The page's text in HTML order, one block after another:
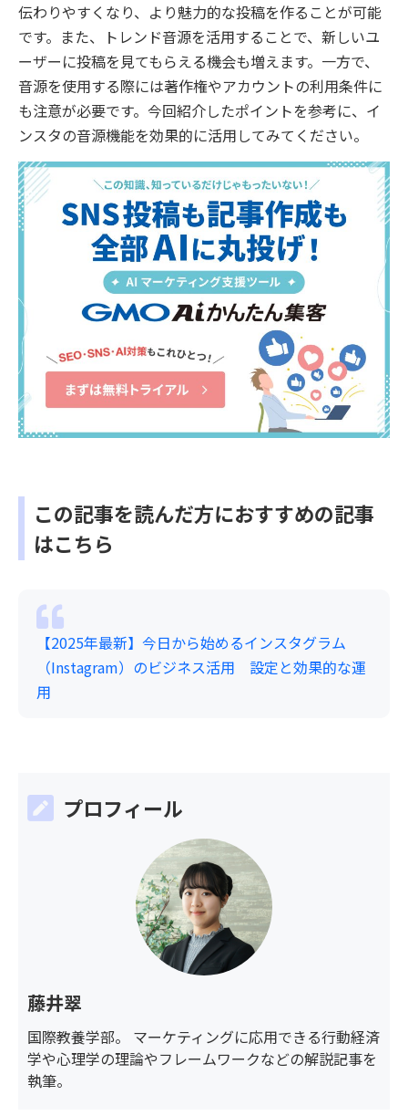
伝わりやすくなり、より魅力的な投稿を作ることが可能
です。また、トレンド音源を活用することで、新しいユ
ーザーに投稿を見てもらえる機会も増えます。一方で、
音源を使用する際には著作権やアカウントの利用条件に
も注意が必要です。今回紹介したポイントを参考に、イ
ンスタの音源機能を効果的に活用してみてください。
この記事を読んだ方におすすめの記事
はこちら
【2025年最新】今日から始めるインスタグラム
（Instagram）のビジネス活用 設定と効果的な運
用
プロフィール
藤井翠
国際教養学部。 マーケティングに応用できる行動経済
学や心理学の理論やフレームワークなどの解説記事を
執筆。